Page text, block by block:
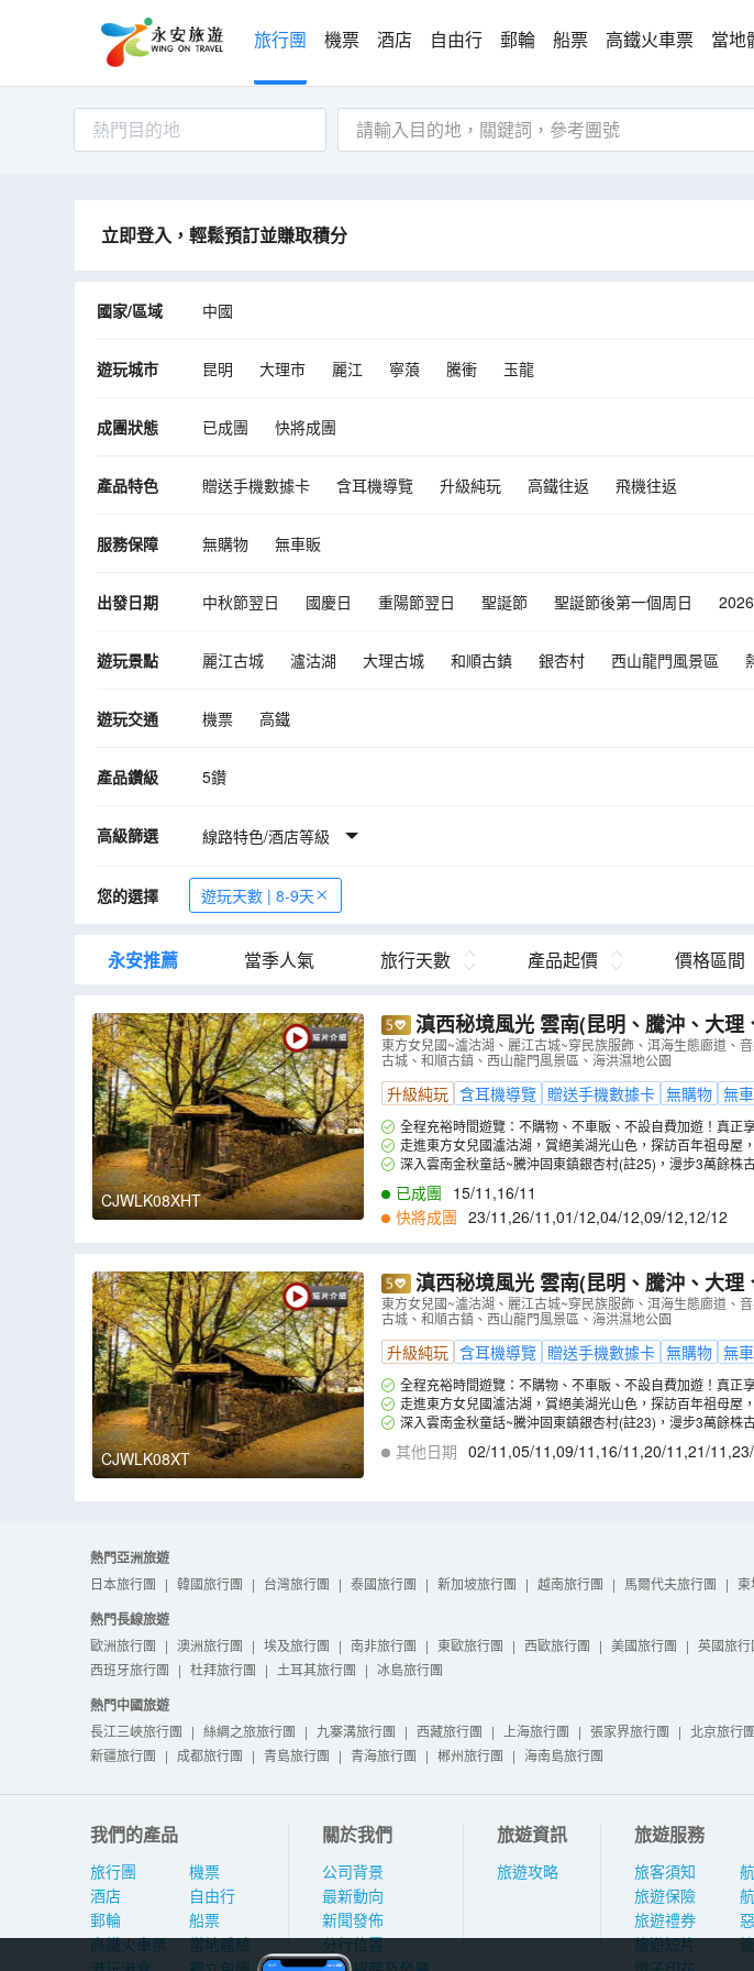
旅行團 機票 酒店 自由行 郵輪 船票 高鐵火車票 當地
熱門目的地
立即登入，輕鬆預訂並賺取積分
國家/區域 中國
遊玩城市 昆明 大理市 麗江 寧蒗 騰衝 玉龍
成團狀態 已成團 快將成團
產品特色 贈送手機數據卡 含耳機導覽 升級純玩 高鐵往返 飛機往返
服務保障 無購物 無車販
出發日期 中秋節翌日 國慶日 重陽節翌日 聖誕節 聖誕節後第一個周日
遊玩景點 麗江古城 瀘沽湖 大理古城 和順古鎮 銀杏村 西山龍門風景區
遊玩交通 機票 高鐵
產品鑽級 5鑽
高級篩選 線路特色/酒店等級
您的選擇 遊玩天數 | 8-9天
永安推薦 當季人氣 旅行天數 產品起價 價格區間
CJWLK08XHT
滇西秘境風光 雲南(昆明、騰沖、大理、麗江、瀘沽湖)8天純玩高鐵團 東方女兒國
~瀘沽湖、麗江古城~穿民族服飾、洱海
北海濕地公園、大理古城、西山龍門風景區
東方女兒國~瀘沽湖、麗江古城~穿民族服飾、洱海生態廊道、
古城、和順古鎮、西山龍門風景區、海洪濕地公園
升級純玩 含耳機導覽 贈送手機數據卡 無購物 無
全程充裕時間遊覽：不購物、不車販、不設自費加遊！真正
走進東方女兒國瀘沽湖，賞絕美湖光山色，探訪百年祖母屋
島觀景台，品嚐摩梭走婚宴，體驗原始民族風情。
深入雲南金秋童話~騰沖固東鎮銀杏村(註25)，漫步3萬餘株
漫，樹和農家交織在一起，尤如童話世界。
已成團 15/11 ,16/11
快將成團 23/11 ,26/11 ,01/12,04/12,09/12,12/12
CJWLK08XT
滇西秘境風光 雲南(昆明、騰沖、大理、麗江、瀘沽湖)8天純玩直航團 東方女兒國
~瀘沽湖、麗江古城~穿民族服飾、洱海
北海濕地公園、熱海景區、大理古城
東方女兒國~瀘沽湖、麗江古城~穿民族服飾、洱海生態廊道、
古城、和順古鎮、西山龍門風景區、海洪濕地公園
升級純玩 含耳機導覽 贈送手機數據卡 無購物 無
全程充裕時間遊覽：不購物、不車販、不設自費加遊！真正
走進東方女兒國瀘沽湖，賞絕美湖光山色，探訪百年祖母屋
島觀景台，品嚐摩梭走婚宴，體驗原始民族風情。
深入雲南金秋童話~騰沖固東鎮銀杏村(註23)，漫步3萬餘株
漫，樹和農家交織在一起，尤如童話世界。
其他日期 02/11 ,05/11 ,09/11 ,16/11 ,20/11 ,21/11 ,
熱門亞洲旅遊
日本旅行團 | 韓國旅行團 | 台灣旅行團 | 泰國旅行團 | 新加坡旅行團 | 越南旅行團 | 馬爾代夫旅行團 | 柬
熱門長線旅遊
歐洲旅行團 | 澳洲旅行團 | 埃及旅行團 | 南非旅行團 | 東歐旅行團 | 西歐旅行團 | 美國旅行團 | 英國旅行
西班牙旅行團 | 杜拜旅行團 | 土耳其旅行團 | 冰島旅行團
熱門中國旅遊
長江三峽旅行團 | 絲綢之旅旅行團 | 九寨溝旅行團 | 西藏旅行團 | 上海旅行團 | 張家界旅行團 | 北京旅行團
新疆旅行團 | 成都旅行團 | 青島旅行團 | 青海旅行團 | 郴州旅行團 | 海南島旅行團
我們的產品
旅行團
酒店
郵輪
高鐵火車票
機票
自由行
船票
當地體驗
關於我們
公司背景
最新動向
新聞發佈
分行位置
旅遊資訊
旅遊攻略
旅遊服務
旅客須知
旅遊保險
旅遊禮券
旅遊短片